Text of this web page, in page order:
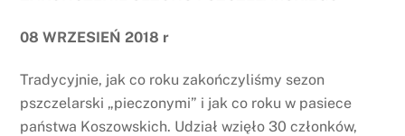
08 WRZESIEŃ 2018 r
Tradycyjnie, jak co roku zakończyliśmy sezon
pszczelarski „pieczonymi” i jak co roku w pasiece
państwa Koszowskich. Udział wzięło 30 członków,